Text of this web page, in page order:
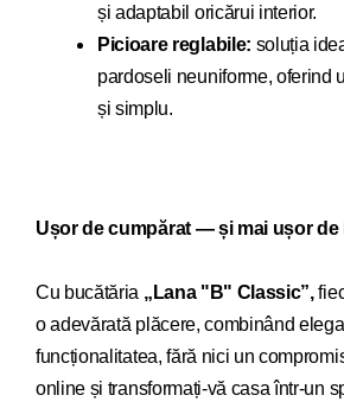
și adaptabil oricărui interior.
Picioare reglabile: soluția
pardoseli neuniforme, oferind
și simplu.
Ușor de cumpărat — și mai ușor de
Cu bucătăria „Lana "B" Classic”,
o adevărată plăcere, combinând
funcționalitatea, fără nici un
online și transformați-vă casa într-un